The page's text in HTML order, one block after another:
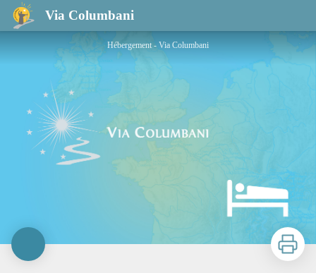
Via Columbani
Hôtel de Normandie a Alençon
Hébergement - Via Columbani
Stampa